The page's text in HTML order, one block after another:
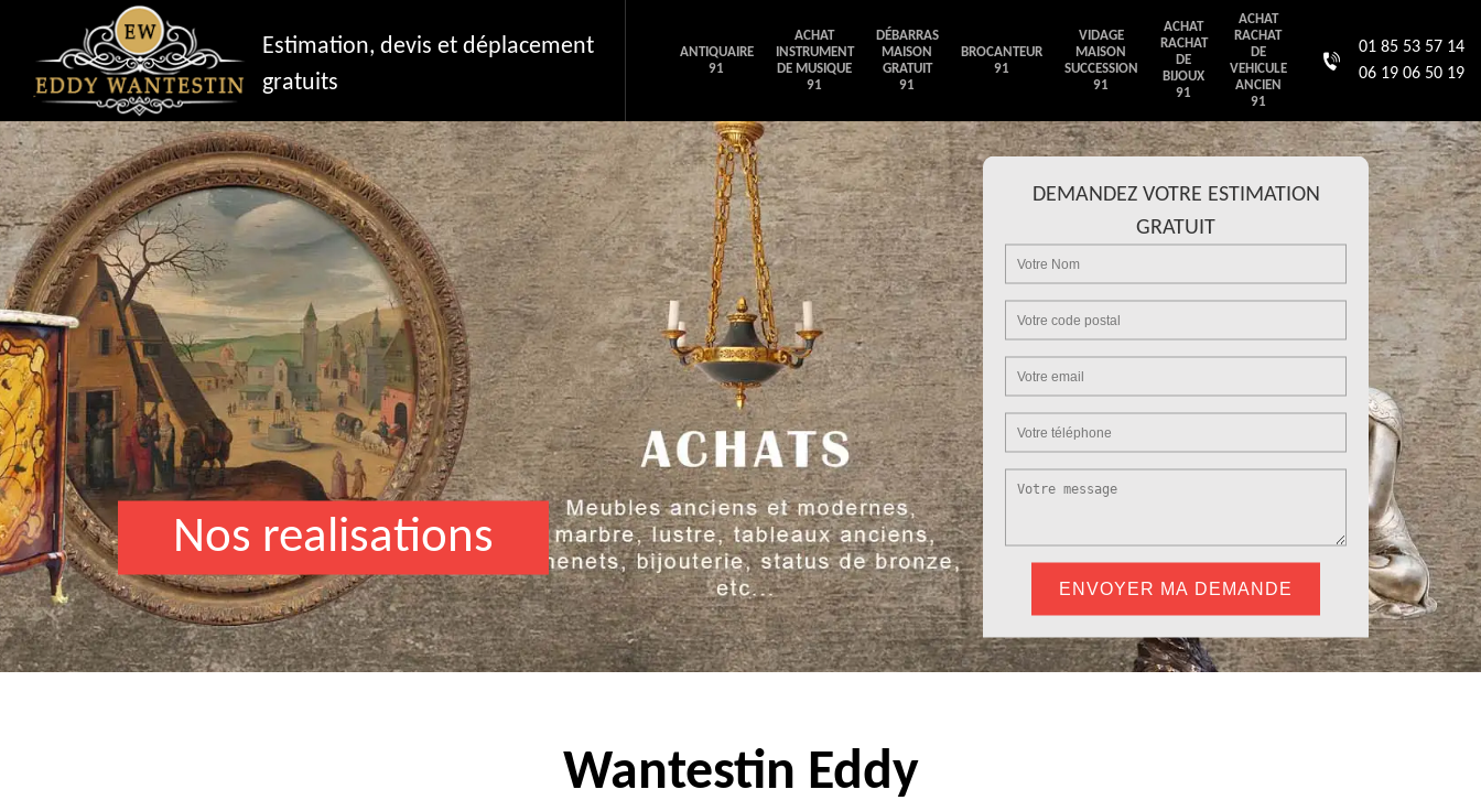
Estimation, devis et déplacement
gratuits
ANTIQUAIRE
91
ACHAT
INSTRUMENT
DE MUSIQUE
91
DÉBARRAS
MAISON
GRATUIT
91
BROCANTEUR
91
VIDAGE
MAISON
SUCCESSION
91
ACHAT
RACHAT
DE
BIJOUX
91
ACHAT
RACHAT
DE
VEHICULE
ANCIEN
91
01 85 53 57 14
06 19 06 50 19
Nos realisations
DEMANDEZ VOTRE ESTIMATION
GRATUIT
Wantestin Eddy